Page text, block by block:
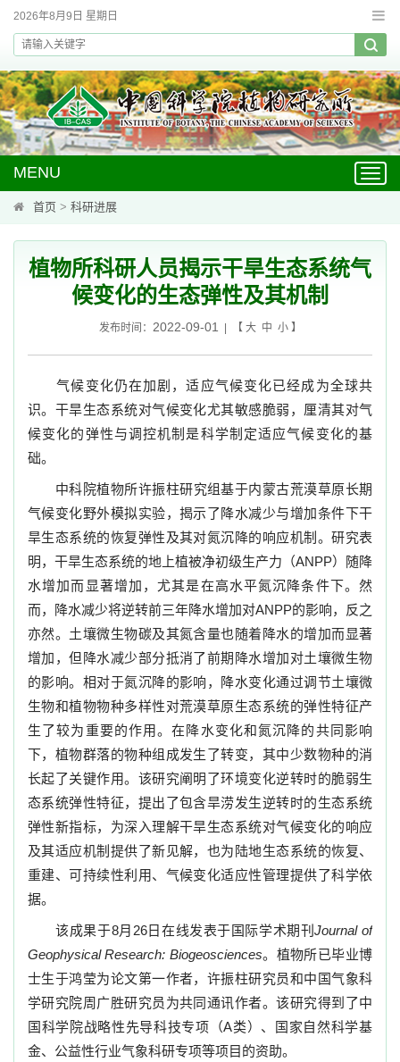
2026年8月9日 星期日
MENU
首页 > 科研进展
植物所科研人员揭示干旱生态系统气
候变化的生态弹性及其机制
发布时间： 2022-09-01 | 【 大 中 小】
气候变化仍在加剧，适应气候变化已经成为全球共
识。干旱生态系统对气候变化尤其敏感脆弱，厘清其对气
候变化的弹性与调控机制是科学制定适应气候变化的基
础。
中科院植物所许振柱研究组基于内蒙古荒漠草原长期
气候变化野外模拟实验，揭示了降水减少与增加条件下干
旱生态系统的恢复弹性及其对氮沉降的响应机制。研究表
明，干旱生态系统的地上植被净初级生产力（ANPP）随降
水增加而显著增加，尤其是在高水平氮沉降条件下。然
而，降水减少将逆转前三年降水增加对ANPP的影响，反之
亦然。土壤微生物碳及其氮含量也随着降水的增加而显著
增加，但降水减少部分抵消了前期降水增加对土壤微生物
的影响。相对于氮沉降的影响，降水变化通过调节土壤微
生物和植物物种多样性对荒漠草原生态系统的弹性特征产
生了较为重要的作用。在降水变化和氮沉降的共同影响
下，植物群落的物种组成发生了转变，其中少数物种的消
长起了关键作用。该研究阐明了环境变化逆转时的脆弱生
态系统弹性特征，提出了包含旱涝发生逆转时的生态系统
弹性新指标，为深入理解干旱生态系统对气候变化的响应
及其适应机制提供了新见解，也为陆地生态系统的恢复、
重建、可持续性利用、气候变化适应性管理提供了科学依
据。
该成果于8月 26日在线发表于国际学术期刊Journal of
Geophysical Research: Biogeosciences。植物所已毕业博
士生于鸿莹为论文第一作者，许振柱研究员和中国气象科
学研究院周广胜研究员为共同通讯作者。该研究得到了中
国科学院战略性先导科技专项（A类）、国家自然科学基
金、公益性行业气象科研专项等项目的资助。